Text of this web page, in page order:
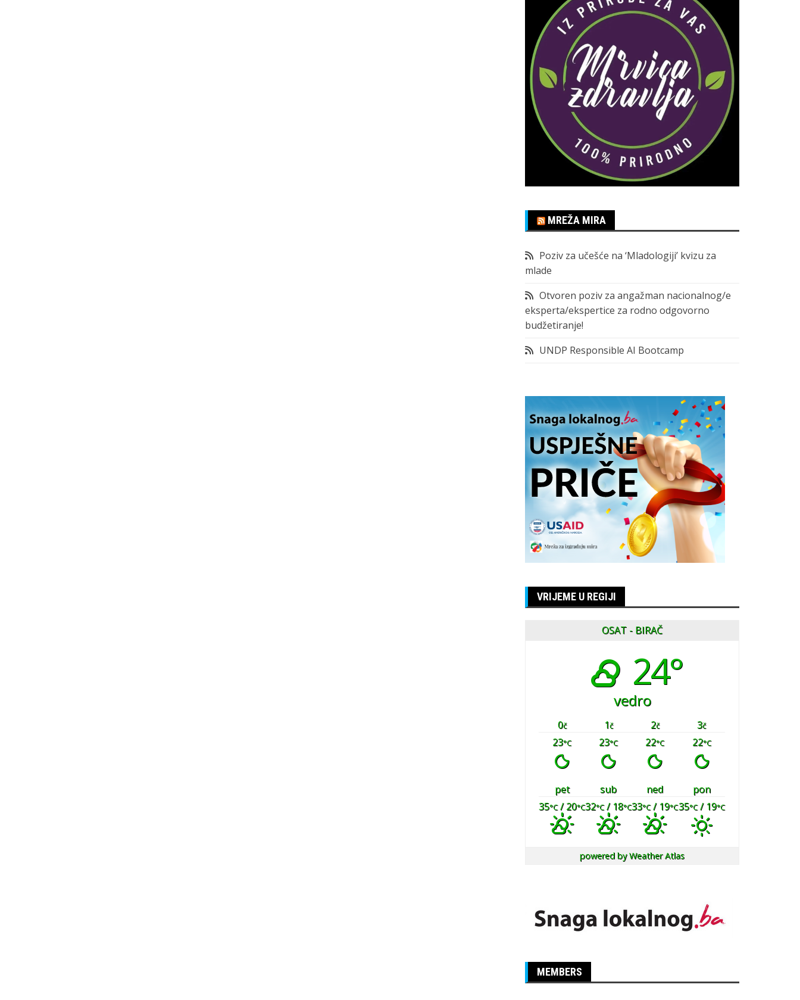
MREŽA MIRA
Poziv za učešće na ‘Mladologiji’ kvizu za
mlade
Otvoren poziv za angažman nacionalnog/e
eksperta/ekspertice za rodno odgovorno
budžetiranje!
UNDP Responsible AI Bootcamp
VRIJEME U REGIJI
OSAT - BIRAČ
24°
vedro
0č 1č 2č 3č
23°C 23°C 22°C 22°C
pet sub ned
pon
35°C/ 20°C32°C/ 18°C33°C/ 19°C35°C/ 19°C
powered byWeather Atlas
MEMBERS